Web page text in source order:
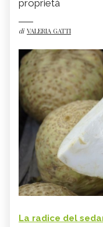
proprietà
di VALERIA GATTI
La radice del